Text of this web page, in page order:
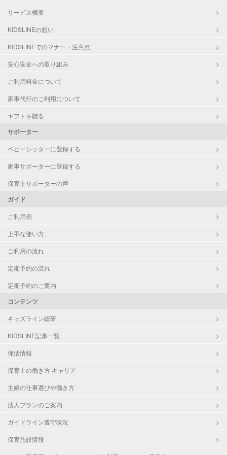
サービス概要
KIDSLINEの想い
KIDSLINEでのマナー・注意点
安心安全への取り組み
ご利用料金について
家事代行のご利用について
ギフトを贈る
サポーター
ベビーシッターに登録する
家事サポーターに登録する
保育士サポーターの声
ガイド
ご利用例
上手な使い方
ご利用の流れ
定期予約の流れ
定期予約のご案内
コンテンツ
キッズライン総研
KIDSLINE記事一覧
保活情報
保育士の働き方 キャリア
主婦の仕事選びや働き方
法人プランのご案内
ガイドライン遵守状況
保育施設情報